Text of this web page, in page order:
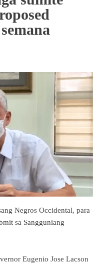
Negros Occidental, para
sa Sangguniang
Eugenio Jose Lacson